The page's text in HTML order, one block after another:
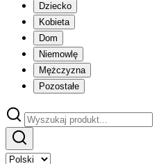
Dziecko
Kobieta
Dom
Niemowlę
Mężczyzna
Pozostałe